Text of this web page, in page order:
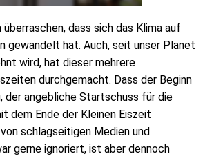
überraschen, dass sich das Klima auf
gewandelt hat. Auch, seit unser Planet
wird, hat dieser mehrere
durchgemacht. Dass der Beginn
der angebliche Startschuss für die
dem Ende der Kleinen Eiszeit
schlagseitigen Medien und
gerne ignoriert, ist aber dennoch